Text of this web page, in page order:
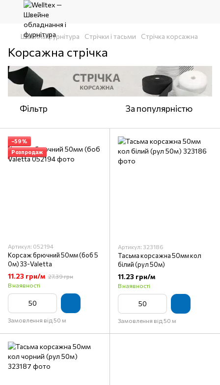
Швейна фурнітура Стрічки і тасьми Стрічка корсажна
Корсажна стрічка
Фільтр За популярністю
−59%
Розпродаж
Артикул: 052194
Корсаж брючний 50мм (боб 5
0м) 33-Valetta
11.23 грн/м 27.39 грн
В наявності
Замовлення від 50 м
Артикул: 323186
Тасьма корсажна 50мм кол
білий (рул 50м)
11.23 грн/м
В наявності
Замовлення від 50 м